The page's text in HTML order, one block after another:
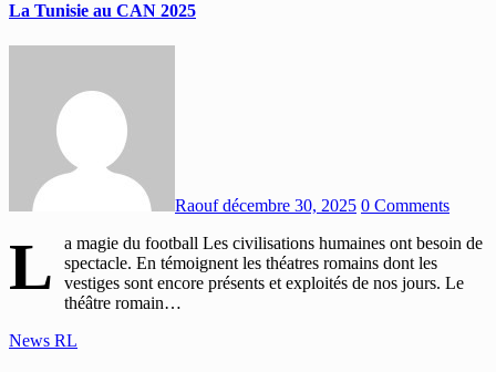
La Tunisie au CAN 2025
Raoufdécembre 30, 2025 0 Comments
L
a magie du football Les civilisations humaines ont besoin de
spectacle. En témoignent les théatres romains dont les
vestiges sont encore présents et exploités de nos jours. Le
théâtre romain…
News RL